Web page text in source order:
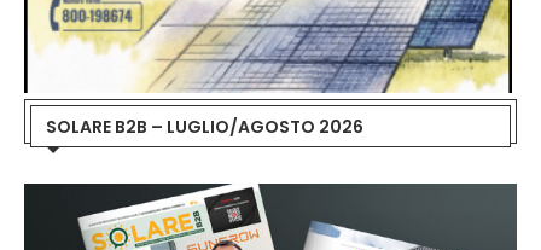
SOLARE B2B – LUGLIO/AGOSTO 2026